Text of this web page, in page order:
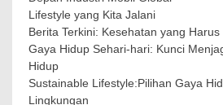
Lifestyle yang Kita Jalani
Berita Terkini: Kesehatan yang Harus
Gaya Hidup Sehari-hari: Kunci
Hidup
Sustainable Lifestyle:Pilihan Gaya
Lingkungan